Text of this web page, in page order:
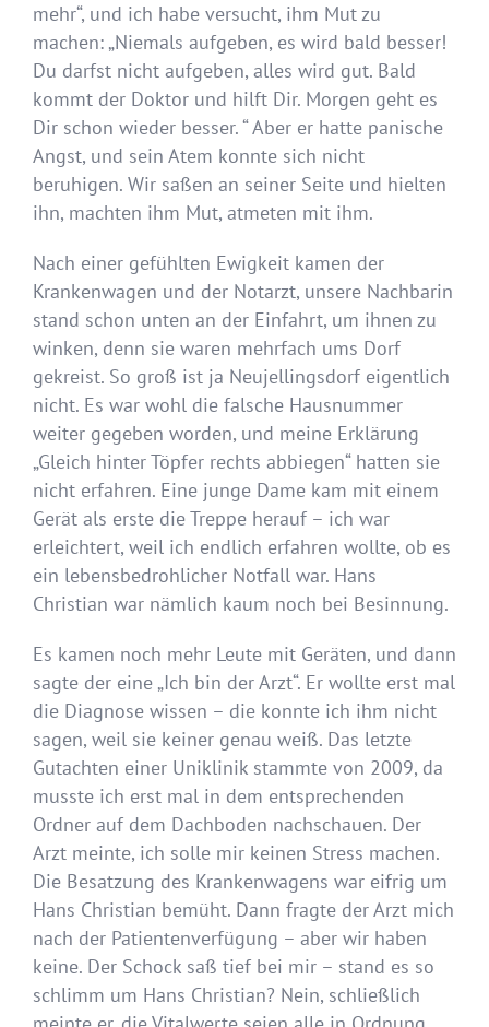
mehr“, und ich habe versucht, ihm Mut zu
machen: „Niemals aufgeben, es wird bald besser!
Du darfst nicht aufgeben, alles wird gut. Bald
kommt der Doktor und hilft Dir. Morgen geht es
Dir schon wieder besser. “ Aber er hatte panische
Angst, und sein Atem konnte sich nicht
beruhigen. Wir saßen an seiner Seite und hielten
ihn, machten ihm Mut, atmeten mit ihm.
Nach einer gefühlten Ewigkeit kamen der
Krankenwagen und der Notarzt, unsere Nachbarin
stand schon unten an der Einfahrt, um ihnen zu
winken, denn sie waren mehrfach ums Dorf
gekreist. So groß ist ja Neujellingsdorf eigentlich
nicht. Es war wohl die falsche Hausnummer
weiter gegeben worden, und meine Erklärung
„Gleich hinter Töpfer rechts abbiegen“ hatten sie
nicht erfahren. Eine junge Dame kam mit einem
Gerät als erste die Treppe herauf – ich war
erleichtert, weil ich endlich erfahren wollte, ob es
ein lebensbedrohlicher Notfall war. Hans
Christian war nämlich kaum noch bei Besinnung.
Es kamen noch mehr Leute mit Geräten, und dann
sagte der eine „Ich bin der Arzt“. Er wollte erst mal
die Diagnose wissen – die konnte ich ihm nicht
sagen, weil sie keiner genau weiß. Das letzte
Gutachten einer Uniklinik stammte von 2009, da
musste ich erst mal in dem entsprechenden
Ordner auf dem Dachboden nachschauen. Der
Arzt meinte, ich solle mir keinen Stress machen.
Die Besatzung des Krankenwagens war eifrig um
Hans Christian bemüht. Dann fragte der Arzt mich
nach der Patientenverfügung – aber wir haben
keine. Der Schock saß tief bei mir – stand es so
schlimm um Hans Christian? Nein, schließlich